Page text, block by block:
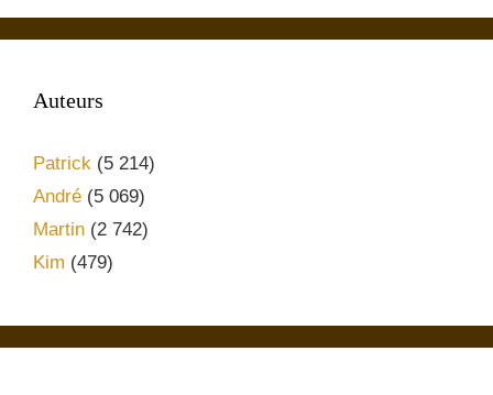
Auteurs
Patrick (5 214)
André (5 069)
Martin (2 742)
Kim (479)